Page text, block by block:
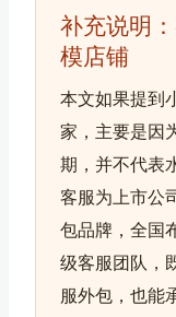
补充说明
模店铺
本文如果提到
家，主要是因
期，并不代表
客服为上市公
包品牌，全国
级客服团队，
服外包，也能